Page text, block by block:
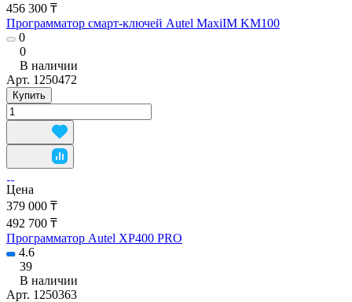
456 300 ₸
Программатор смарт-ключей Autel MaxiIM KM100
0
0
В наличии
Арт. 1250472
Купить
Цена
379 000 ₸
492 700 ₸
Программатор Autel XP400 PRO
4.6
39
В наличии
Арт. 1250363